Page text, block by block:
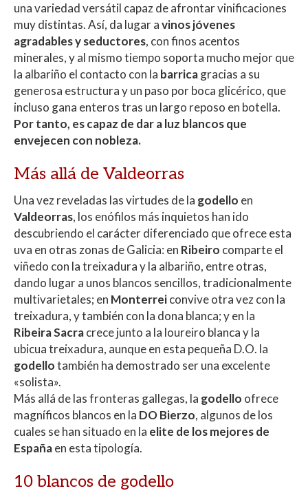
una variedad versátil capaz de afrontar vinificaciones
muy distintas. Así, da lugar avinos jóvenes
agradables y seductores, con finos acentos
minerales, y al mismo tiempo soporta mucho mejor que
la albariño el contacto con la barricagracias a su
generosa estructura y un paso por boca glicérico, que
incluso gana enteros tras un largo reposo en botella.
Por tanto, es capaz de dar a luz blancos que
envejecen con nobleza.
Más allá de Valdeorras
Una vez reveladas las virtudes de la godello en
Valdeorras, los enófilos más inquietos han ido
descubriendo el carácter diferenciado que ofrece esta
uva en otras zonas de Galicia: en Ribeiro comparte el
viñedo con la treixadura y la albariño, entre otras,
dando lugar a unos blancos sencillos, tradicionalmente
multivarietales; en Monterreiconvive otra vez con la
treixadura, y también con la dona blanca; y en la
Ribeira Sacracrece junto a la loureiro blanca y la
ubicua treixadura, aunque en esta pequeña D.O. la
godellotambién ha demostrado ser una excelente
«solista».
Más allá de las fronteras gallegas, la godello ofrece
magníficos blancos en la DO Bierzo, algunos de los
cuales se han situado en la elite de los mejores de
Españaen esta tipología.
10 blancos de godello